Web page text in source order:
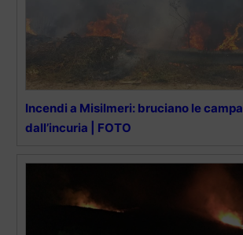
Incendi a Misilmeri: bruciano le
dall’incuria | FOTO